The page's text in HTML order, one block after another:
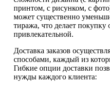
принтом, с рисунком, с
может существенно
тиража, что делает покупку
привлекательной.
Доставка заказов
способами, каждый из
Гибкие опции доставки
нужды каждого клиента: